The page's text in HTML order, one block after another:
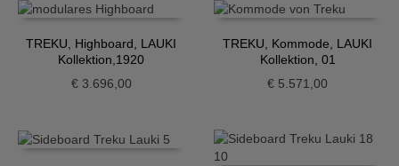
TREKU, Highboard, LAUKI
Kollektion,1920
€3.696,00
TREKU, Kommode, LAUKI
Kollektion, 01
€ 5.571,00